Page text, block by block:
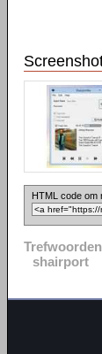
HTML code om
shairport